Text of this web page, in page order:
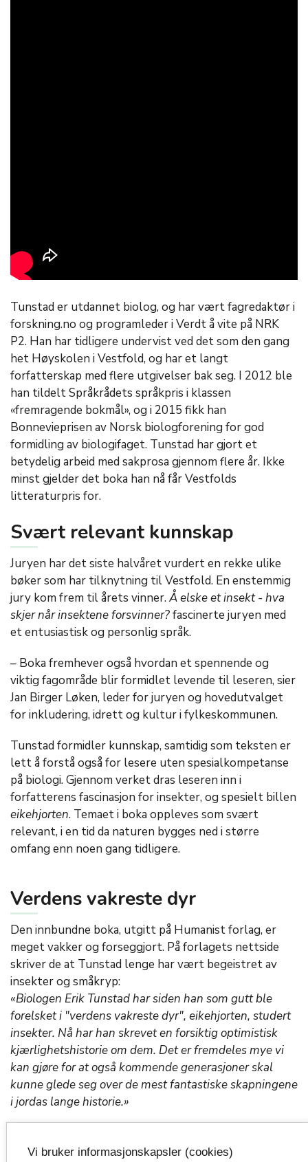
Tunstad er utdannet biolog, og har vært fagredaktør i
forskning.no og programleder i Verdt å vite på NRK
P2. Han har tidligere undervist ved det som den gang
het Høyskolen i Vestfold, og har et langt
forfatterskap med flere utgivelser bak seg. I 2012 ble
han tildelt Språkrådets språkpris i klassen
«fremragende bokmål», og i 2015 fikk han
Bonnevieprisen av Norsk biologforening for god
formidling av biologifaget. Tunstad har gjort et
betydelig arbeid med sakprosa gjennom flere år. Ikke
minst gjelder det boka han nå får Vestfolds
litteraturpris for.
Svært relevant kunnskap
Juryen har det siste halvåret vurdert en rekke ulike
bøker som har tilknytning til Vestfold. En enstemmig
jury kom frem til årets vinner.Å elske et insekt - hva
skjer når insektene forsvinner?fascinerte juryen med
et entusiastisk og personlig språk.
– Boka fremhever også hvordan et spennende og
viktig fagområde blir formidlet levende til leseren, sier
Jan Birger Løken, leder for juryen og hovedutvalget
for inkludering, idrett og kultur i fylkeskommunen.
Tunstad formidler kunnskap, samtidig som teksten er
lett å forstå også for lesere uten spesialkompetanse
på biologi. Gjennom verket dras leseren inn i
forfatterens fascinasjon for insekter, og spesielt billen
eikehjorten. Temaet i boka oppleves som svært
relevant, i en tid da naturen bygges ned i større
omfang enn noen gang tidligere.
Verdens vakreste dyr
Den innbundne boka, utgitt på Humanist forlag, er
meget vakker og forseggjort. På forlagets nettside
skriver de at Tunstad lenge har vært begeistret av
insekter og småkryp:
«Biologen Erik Tunstad har siden han som gutt ble
forelsket i "verdens vakreste dyr", eikehjorten, studert
insekter. Nå har han skrevet en forsiktig optimistisk
kjærlighetshistorie om dem. Det er fremdeles mye vi
kan gjøre for at også kommende generasjoner skal
kunne glede seg over de mest fantastiske skapningene
i jordas lange historie.»
Vestfolds Litteraturpris for 2025. Prisen deles ut på
Vi bruker informasjonskapsler (cookies)